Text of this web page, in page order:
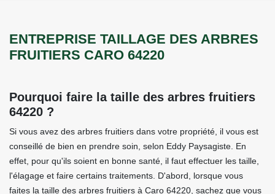
ENTREPRISE TAILLAGE DES ARBRES
FRUITIERS CARO 64220
Pourquoi faire la taille des arbres fruitiers
64220 ?
Si vous avez des arbres fruitiers dans votre propriété, il vous est
conseillé de bien en prendre soin, selon Eddy Paysagiste. En
effet, pour qu'ils soient en bonne santé, il faut effectuer les taille,
l'élagage et faire certains traitements. D'abord, lorsque vous
faites la taille des arbres fruitiers à Caro 64220, sachez que vous